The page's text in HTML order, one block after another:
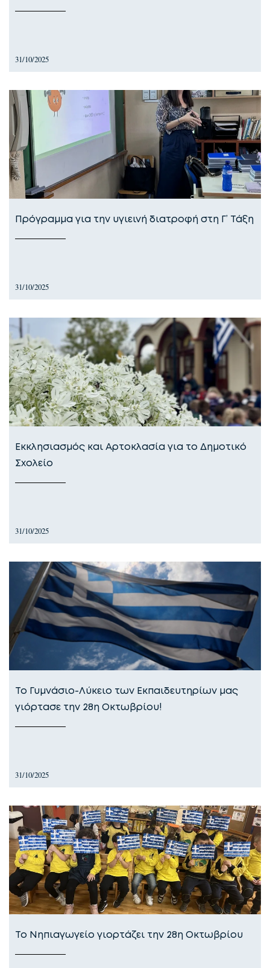
31/10/2025
Πρόγραμμα για την υγιεινή διατροφή στη Γ’ Τάξη
31/10/2025
Εκκλησιασμός και Αρτοκλασία για το Δημοτικό
Σχολείο
31/10/2025
Το Γυμνάσιο-Λύκειο των Εκπαιδευτηρίων μας
γιόρτασε την 28η Οκτωβρίου!
31/10/2025
Το Νηπιαγωγείο γιορτάζει την 28η Οκτωβρίου